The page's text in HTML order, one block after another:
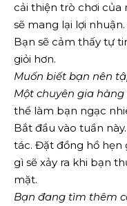
cải thiện trò chơi của
sẽ mang lại lợi
Bạn sẽ cảm thấy tự
giỏi hơn.
Muốn biết bạn nên
Một chuyên gia
thể làm bạn ngạc
Bắt đầu vào tuần
tác. Đặt đồng hồ hẹn
gì sẽ xảy ra khi bạn
mặt.
Bạn đang tìm thêm